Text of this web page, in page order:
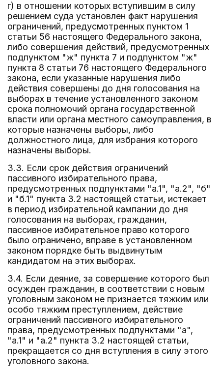
г) в отношении которых вступившим в силу
решением суда установлен факт нарушения
ограничений, предусмотренных пунктом 1
статьи 56 настоящего Федерального закона,
либо совершения действий, предусмотренных
подпунктом "ж" пункта 7 и подпунктом "ж"
пункта 8 статьи 76 настоящего Федерального
закона, если указанные нарушения либо
действия совершены до дня голосования на
выборах в течение установленного законом
срока полномочий органа государственной
власти или органа местного самоуправления, в
которые назначены выборы, либо
должностного лица, для избрания которого
назначены выборы.
3.3. Если срок действия ограничений
пассивного избирательного права,
предусмотренных подпунктами "а.1", "а.2", "б"
и "б.1" пункта 3.2 настоящей статьи, истекает
в период избирательной кампании до дня
голосования на выборах, гражданин,
пассивное избирательное право которого
было ограничено, вправе в установленном
законом порядке быть выдвинутым
кандидатом на этих выборах.
3.4. Если деяние, за совершение которого был
осужден гражданин, в соответствии с новым
уголовным законом не признается тяжким или
особо тяжким преступлением, действие
ограничений пассивного избирательного
права, предусмотренных подпунктами "а",
"а.1" и "а.2" пункта 3.2 настоящей статьи,
прекращается со дня вступления в силу этого
уголовного закона.